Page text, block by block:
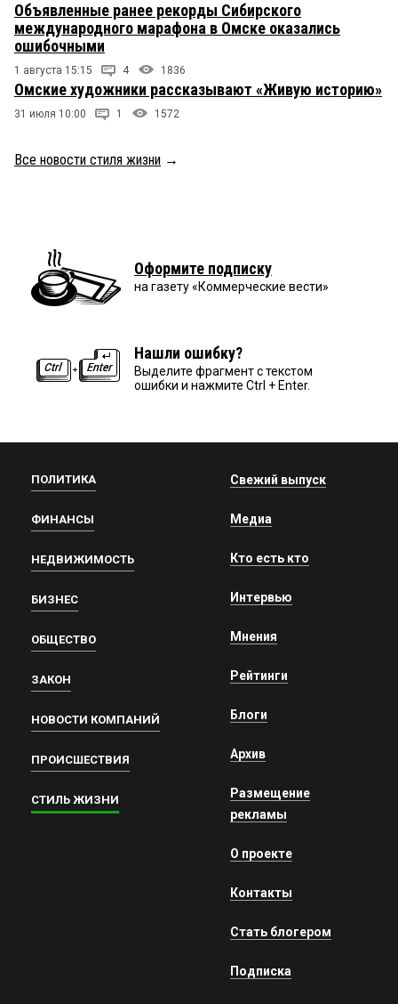
Объявленные ранее рекорды Сибирского
международного марафона в Омске оказались
ошибочными
1 августа 15:15 4 1836
Омские художники рассказывают «Живую историю»
31 июля 10:00 1 1572
Все новости стиля жизни →
Оформите подписку
на газету «Коммерческие вести»
Нашли ошибку?
Выделите фрагмент с текстом
ошибки и нажмите Ctrl + Enter.
ПОЛИТИКА
ФИНАНСЫ
НЕДВИЖИМОСТЬ
БИЗНЕС
ОБЩЕСТВО
ЗАКОН
НОВОСТИ КОМПАНИЙ
ПРОИСШЕСТВИЯ
СТИЛЬ ЖИЗНИ
Свежий выпуск
Медиа
Кто есть кто
Интервью
Мнения
Рейтинги
Блоги
Архив
Размещение
рекламы
О проекте
Контакты
Стать блогером
Подписка